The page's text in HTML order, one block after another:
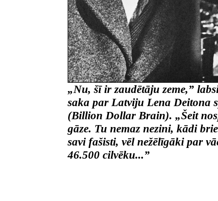
„Nu, šī ir zaudētāju zeme,”
saka par Latviju Lena Deitona
(Billion Dollar Brain). „Šeit
gāze. Tu nemaz nezini, kādi
savi fašisti, vēl nežēlīgāki par
46.500 cilvēku...”